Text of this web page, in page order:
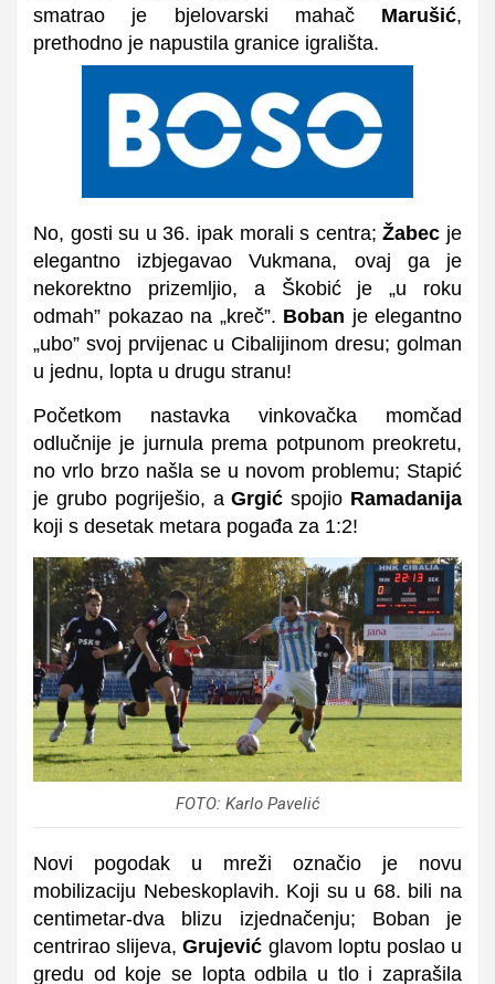
smatrao je bjelovarski mahačMarušić,
prethodno je napustila granice igrališta.
No, gosti su u 36. ipak morali s centra; Žabec je
elegantno izbjegavao Vukmana, ovaj ga je
nekorektno prizemljio, a Škobić je „u roku
odmah” pokazao na „kreč”. Boban je elegantno
„ubo” svoj prvijenac u Cibalijinom dresu; golman
u jednu, lopta u drugu stranu!
Početkom nastavka vinkovačka momčad
odlučnije je jurnula prema potpunom preokretu,
no vrlo brzo našla se u novom problemu; Stapić
je grubo pogriješio, aGrgić spojio Ramadanija
koji s desetak metara pogađa za 1:2!
FOTO: Karlo Pavelić
Novi pogodak u mreži označio je novu
mobilizaciju Nebeskoplavih. Koji su u 68. bili na
centimetar-dva blizu izjednačenju; Boban je
centrirao slijeva,Grujević glavom loptu poslao u
gredu od koje se lopta odbila u tlo i zaprašila